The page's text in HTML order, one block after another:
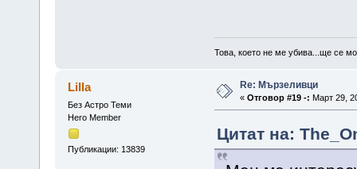
Това, което не ме убива...ще се
Lilla
Без Астро Теми
Hero Member
Публикации: 13839
Re: Мързеливци
« Отговор #19 -: Март 29,
Цитат на: